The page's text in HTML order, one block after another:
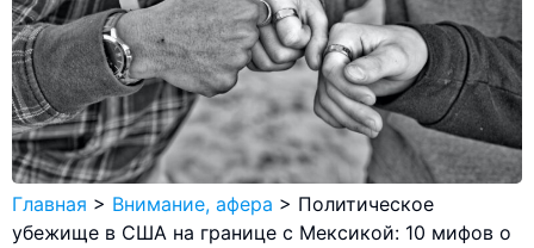
Главная > Внимание, афера > Политическое
убежище в США на границе с Мексикой: 10 мифов о